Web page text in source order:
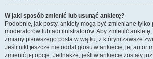
W jaki sposób zmienić lub usunąć ankietę?
Podobnie, jak posty, ankiety mogą być zmieniane tylko
moderatorów lub administratorów. Aby zmienić
zmiany pierwszego posta w wątku, z którym zawsze
Jeśli nikt jeszcze nie oddał głosu w ankiecie, jej autor
zmienić jej opcje. Jednakże, jeśli w ankiecie zostały już